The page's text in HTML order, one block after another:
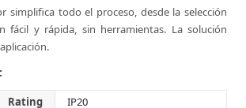
simplifica todo el proceso, desde la selección
fácil y rápida, sin herramientas. La solución
Rating
IP20